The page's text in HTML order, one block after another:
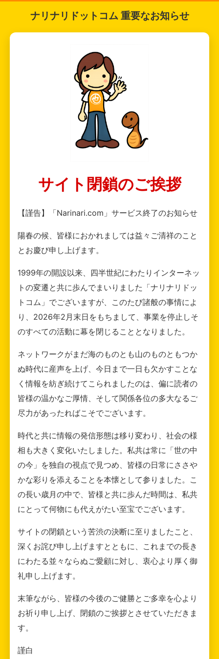
ナリナリドットコム 重要なお知らせ
サイト閉鎖のご挨拶
【謹告】「Narinari.com」サービス終了のお知らせ
陽春の候、皆様におかれましては益々ご清祥のこと
とお慶び申し上げます。
1999年の開設以来、四半世紀にわたりインターネッ
トの変遷と共に歩んでまいりました「ナリナリドッ
トコム」でございますが、このたび諸般の事情によ
り、2026年2月末日をもちまして、事業を停止しそ
のすべての活動に幕を閉じることとなりました。
ネットワークがまだ海のものとも山のものともつか
ぬ時代に産声を上げ、今日まで一日も欠かすことな
く情報を紡ぎ続けてこられましたのは、偏に読者の
皆様の温かなご厚情、そして関係各位の多大なるご
尽力があったればこそでございます。
時代と共に情報の発信形態は移り変わり、社会の様
相も大きく変化いたしました。私共は常に「世の中
の今」を独自の視点で見つめ、皆様の日常にささや
かな彩りを添えることを本懐として参りました。こ
の長い歳月の中で、皆様と共に歩んだ時間は、私共
にとって何物にも代えがたい至宝でございます。
サイトの閉鎖という苦渋の決断に至りましたこと、
深くお詫び申し上げますとともに、これまでの長き
にわたる並々ならぬご愛顧に対し、衷心より厚く御
礼申し上げます。
末筆ながら、皆様の今後のご健勝とご多幸を心より
お祈り申し上げ、閉鎖のご挨拶とさせていただきま
す。
謹白